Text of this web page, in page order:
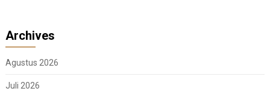
Archives
Agustus 2026
Juli 2026